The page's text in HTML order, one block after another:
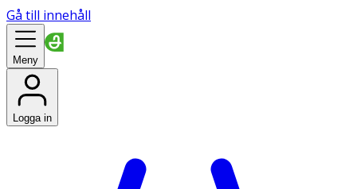
Gå till innehåll
Meny
Logga in